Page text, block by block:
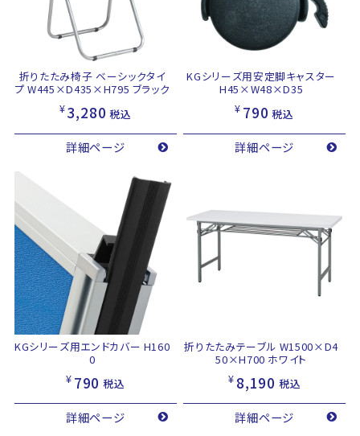
折りたたみ椅子 ベーシックタイ
プ W445×D435×H795 ブラック
¥3,280 税込
詳細ページ
KGシリーズ用安定脚キャスター
H45×W48×D35
¥ 790 税込
詳細ページ
KGシリーズ用エンドカバー H160
0
¥ 790 税込
詳細ページ
折りたたみテーブル W1500×D4
50×H700 ホワイト
¥ 8,190 税込
詳細ページ